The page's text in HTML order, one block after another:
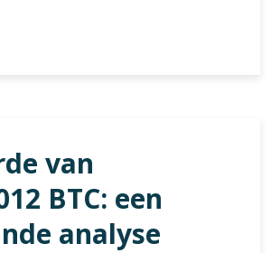
0.065
BTC:
Een
diepgaande
blik
van
BTC: een
analyse